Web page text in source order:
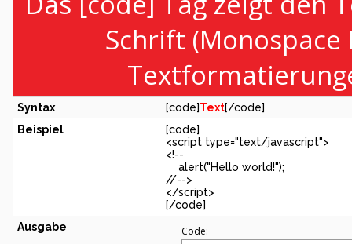
Schrift
Syntax [code]Text[/code]
Beispiel
[code]
<script type="text/javascript">
<!--
alert("Hello world!");
//-->
</script>
[/code]
Ausgabe
Code: